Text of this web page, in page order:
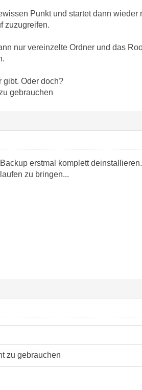
Punkt und startet dann
zuzugreifen.
nur vereinzelte Ordner und das
gibt. Oder doch?
gebrauchen
erstmal komplett
zu bringen...
zu gebrauchen